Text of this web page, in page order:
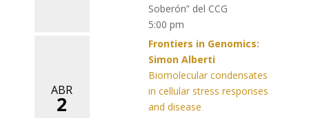
Soberón” del CCG
5:00 pm
ABR
2
Frontiers in Genomics:
Simon Alberti
Biomolecular condensates
in cellular stress responses
and disease